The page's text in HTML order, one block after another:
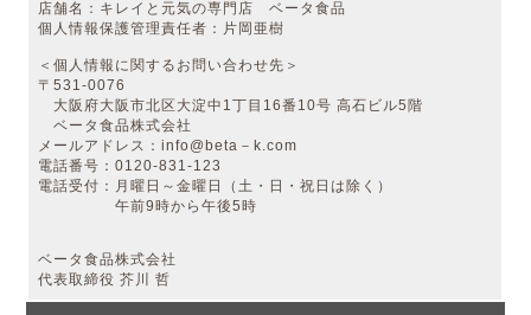
店舗名：キレイと元気の専門店 ベータ食品
個人情報保護管理責任者：片岡亜樹
＜個人情報に関するお問い合わせ先＞
〒531-0076
大阪府大阪市北区大淀中1丁目16番10号 高石ビル5階
ベータ食品株式会社
メールアドレス：info@beta－k.com
電話番号：0120-831-123
電話受付：月曜日～金曜日（土・日・祝日は除く）
午前9時から午後5時
ベータ食品株式会社
代表取締役 芥川 哲